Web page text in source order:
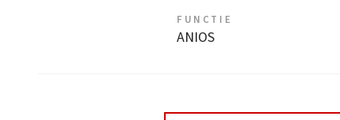
FUNCTIE
ANIOS